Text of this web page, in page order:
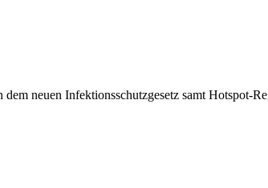
neuen Infektionsschutzgesetz samt Hotspot-